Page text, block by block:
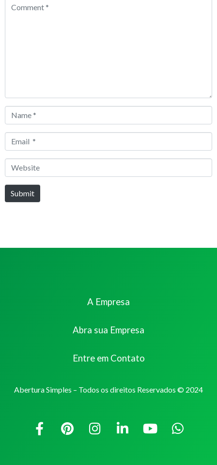
Comment
Name
Email
Website
Submit
A Empresa
Abra sua Empresa
Entre em Contato
Abertura Simples – Todos os direitos Reservados © 2024